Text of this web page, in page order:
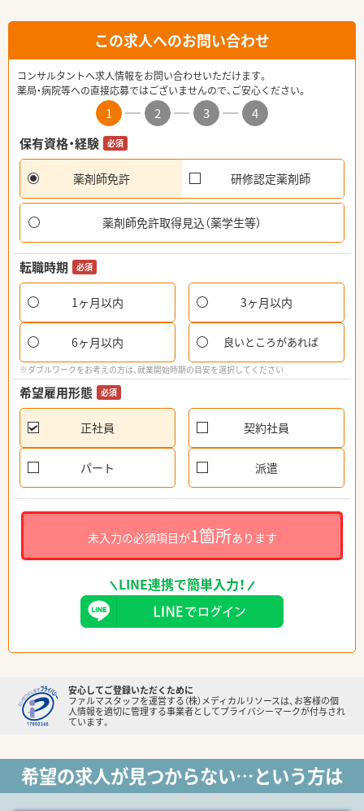
この求人へのお問い合わせ
コンサルタントへ求人情報をお問い合わせいただけます。
薬局・病院等への直接応募ではございませんので、ご安心ください。
1 2 3
4
保有資格・経験
必須
薬剤師免許 研修認定薬剤師
薬剤師免許取得見込（薬学生等）
転職時期 必須
1ヶ月以内 3ヶ月以内
6ヶ月以内 良いところがあれば
※ダブルワークをお考えの方は、就業開始時期の目安を選択してください
希望雇用形態 必須
正社員 契約社員
パート 派遣
未入力の必須項目が1箇所あります
LINE連携で簡単入力！
安心してご登録いただくために
ファルマスタッフを運営する（株）メディカルリソースは、お客様の個
人情報を適切に管理する事業者としてプライバシーマークが付与され
ています。
希望の求人が見つからない…という方は